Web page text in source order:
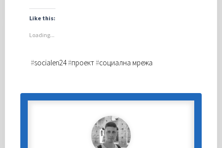
Like this:
Loading...
#socialen24#проект#социална мрежа